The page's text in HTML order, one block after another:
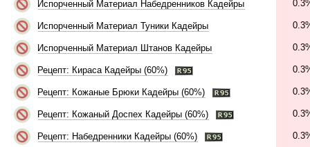
Испорченный Материал Набедренников Кадейры
Испорченный Материал Туники Кадейры
Испорченный Материал Штанов Кадейры
Рецепт: Кираса Кадейры (60%)
Рецепт: Кожаные Брюки Кадейры (60%)
Рецепт: Кожаный Доспех Кадейры (60%)
Рецепт: Набедренники Кадейры (60%)